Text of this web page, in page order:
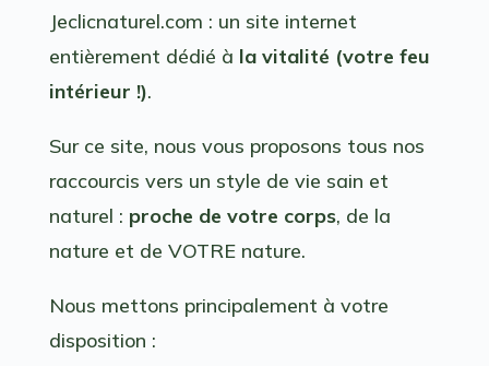
Jeclicnaturel.com : un site internet
entièrement dédié à la vitalité (votre feu
intérieur !).
Sur ce site, nous vous proposons tous nos
raccourcis vers un style de vie sain et
naturel : proche de votre corps, de la
nature et de VOTRE nature.
Nous mettons principalement à votre
disposition :